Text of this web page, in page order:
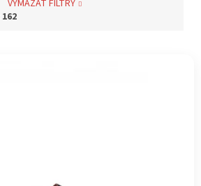
VYMAZAT FILTRY
162